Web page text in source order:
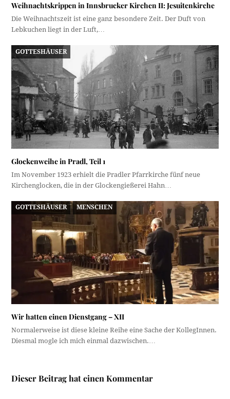
Weihnachtskrippen in Innsbrucker Kirchen II: Jesuitenkirche
Die Weihnachtszeit ist eine ganz besondere Zeit. Der Duft von
Lebkuchen liegt in der Luft,…
GOTTESHÄUSER
Glockenweihe in Pradl, Teil 1
Im November 1923 erhielt die Pradler Pfarrkirche fünf neue
Kirchenglocken, die in der Glockengießerei Hahn…
GOTTESHÄUSER MENSCHEN
Wir hatten einen Dienstgang – XII
Normalerweise ist diese kleine Reihe eine Sache der KollegInnen.
Diesmal mogle ich mich einmal dazwischen.…
Dieser Beitrag hat einen Kommentar